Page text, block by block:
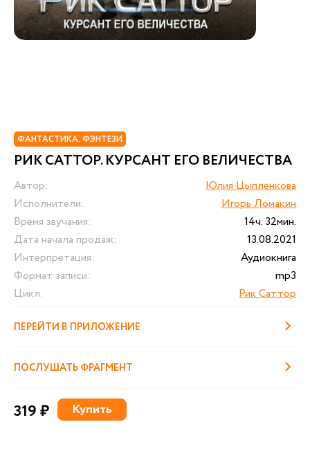
ФАНТАСТИКА. ФЭНТЕЗИ
РИК САТТОР. КУРСАНТ ЕГО ВЕЛИЧЕСТВА
Автор:
Юлия Цыпленкова
Исполнители:
Игорь Ломакин
Время звучания:
14ч. 32мин.
Дата начала продаж:
13.08.2021
Интерпретация:
Аудиокнига
Формат записи:
mp3
Цикл:
Рик Саттор
ПЕРЕЙТИ В ПРИЛОЖЕНИЕ
ПОСЛУШАТЬ ФРАГМЕНТ
319 ₽ Купить